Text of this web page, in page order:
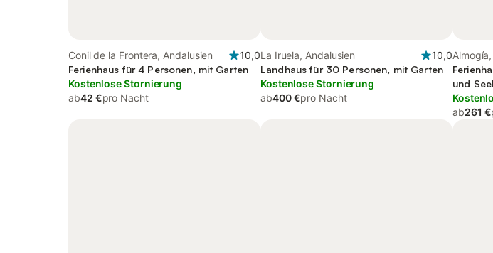
Conil de la Frontera, Andalusien
10,0
Ferienhaus für 4 Personen, mit Garten
Kostenlose Stornierung
ab42 €pro Nacht
La Iruela, Andalusien
10,0
Landhaus für 30 Personen, mit Garten
Kostenlose Stornierung
ab400 €pro Nacht
und
ab261 €